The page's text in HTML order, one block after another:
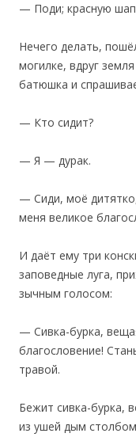
— Поди; красную
Нечего делать,
могилке, вдруг
батюшка и
— Кто сидит?
— Я — дурак.
— Сиди, моё
меня великое
И даёт ему три
заповедные луга,
зычным голосом:
— Сивка-бурка,
благословение!
травой.
Бежит сивка-бурка,
из ушей дым